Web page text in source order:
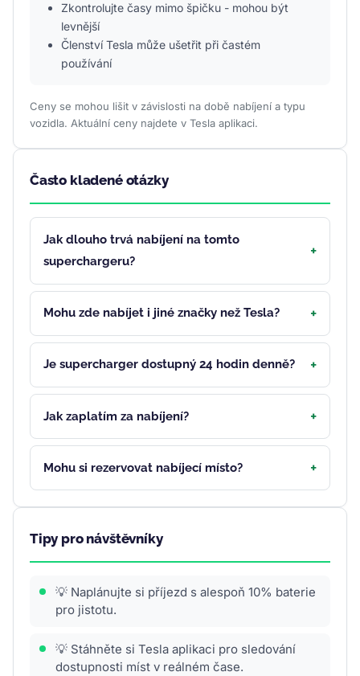
Zkontrolujte časy mimo špičku - mohou být
levnější
Členství Tesla může ušetřit při častém
používání
Ceny se mohou lišit v závislosti na době nabíjení a typu
vozidla. Aktuální ceny najdete v Tesla aplikaci.
Často kladené otázky
Jak dlouho trvá nabíjení na tomto
superchargeru?
Mohu zde nabíjet i jiné značky než Tesla?
Je supercharger dostupný 24 hodin denně?
Jak zaplatím za nabíjení?
Mohu si rezervovat nabíjecí místo?
Tipy pro návštěvníky
💡 Naplánujte si příjezd s alespoň 10% baterie
pro jistotu.
💡 Stáhněte si Tesla aplikaci pro sledování
dostupnosti míst v reálném čase.